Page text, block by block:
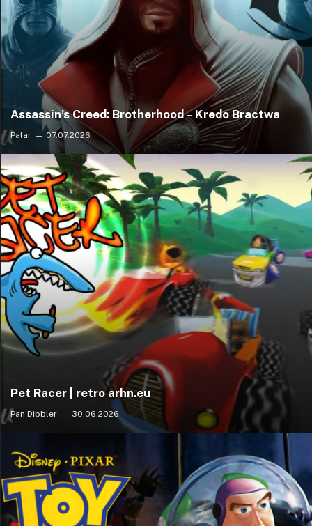
Assassin’s Creed: Brotherhood – Kredo Bractwa
Palar 07.07.2026
Pet Racer | retro arhn.eu
Pan Dibbler 30.06.2026